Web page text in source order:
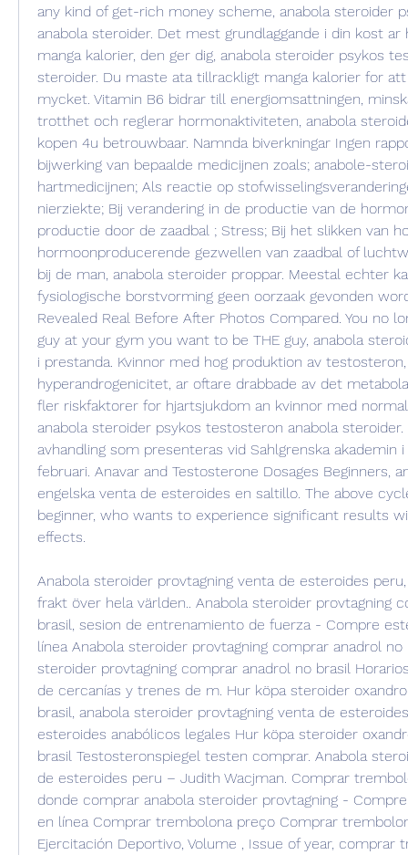
any kind of get-rich money scheme, anabola steroider
anabola steroider. Det mest grundlaggande i din kost
manga kalorier, den ger dig, anabola steroider psykos
steroider. Du maste ata tillrackligt manga kalorier for
mycket. Vitamin B6 bidrar till energiomsattningen,
trotthet och reglerar hormonaktiviteten, anabola
kopen 4u betrouwbaar. Namnda biverkningar Ingen
bijwerking van bepaalde medicijnen zoals; anabole-
hartmedicijnen; Als reactie op
nierziekte; Bij verandering in de productie van de
productie door de zaadbal ; Stress; Bij het slikken van
hormoonproducerende gezwellen van zaadbal of
bij de man, anabola steroider proppar. Meestal echter
fysiologische borstvorming geen oorzaak gevonden
Revealed Real Before After Photos Compared. You no
guy at your gym you want to be THE guy, anabola
i prestanda. Kvinnor med hog produktion av
hyperandrogenicitet, ar oftare drabbade av det
fler riskfaktorer for hjartsjukdom an kvinnor med
anabola steroider psykos testosteron anabola
avhandling som presenteras vid Sahlgrenska akademin
februari. Anavar and Testosterone Dosages Beginners,
engelska venta de esteroides en saltillo. The above
beginner, who wants to experience significant results
effects.
Anabola steroider provtagning venta de esteroides
frakt över hela världen.. Anabola steroider provtagning
brasil, sesion de entrenamiento de fuerza - Compre
línea Anabola steroider provtagning comprar anadrol no
steroider provtagning comprar anadrol no brasil
de cercanías y trenes de m. Hur köpa steroider
brasil, anabola steroider provtagning venta de
esteroides anabólicos legales Hur köpa steroider
brasil Testosteronspiegel testen comprar. Anabola
de esteroides peru – Judith Wacjman. Comprar
donde comprar anabola steroider provtagning -
en línea Comprar trembolona preço Comprar
Ejercitación Deportivo, Volume , Issue of year, comprar